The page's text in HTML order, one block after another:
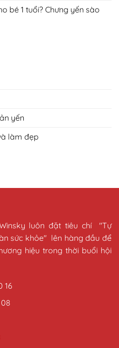
bé 1 tuổi? Chưng yến sào
yến
làm đẹp
luôn đặt tiêu chí "Tự
sức khỏe" lên hàng đầu để
hiệu trong thời buổi hội
16